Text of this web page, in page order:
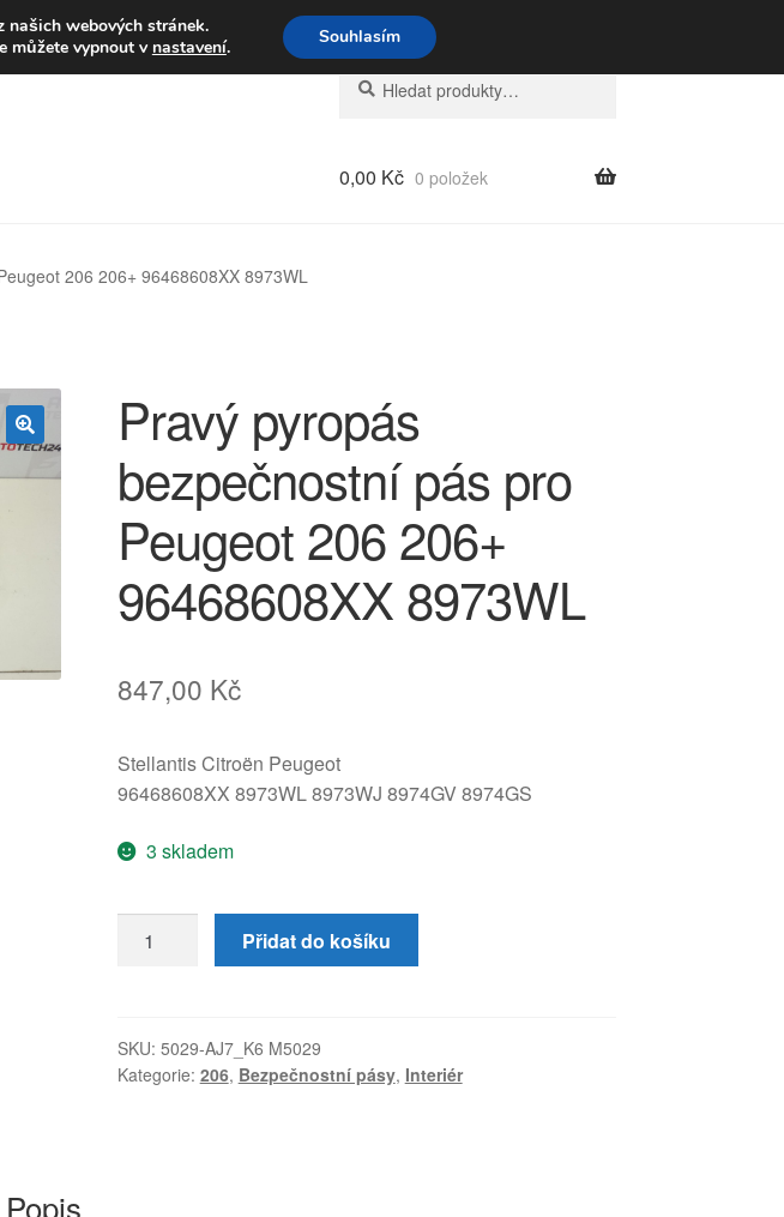
Volejte po-pá 9-16 704 494 494
Hledat:
Hledat
0,00 Kč 0 položek
206 206+ 96468608XX 8973WL
🔍
Pravý pyropás
bezpečnostní pás pro
Peugeot 206 206+
96468608XX 8973WL
847,00 Kč
Stellantis Citroën Peugeot
96468608XX 8973WL 8973WJ 8974GV 8974GS
3 skladem
pyropás
pro
Peugeot
Přidat do košíku
SKU: 5029-AJ7_K6 M5029
Kategorie: 206, Bezpečnostní pásy, Interiér
Popis
našich webových stránek.
můžete vypnout v nastavení. Souhlasím